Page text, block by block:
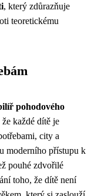
, který zdůrazňuje
teoretickému
pohodového
každé dítě je
city a
moderního přístupu k
pouhé zdvořilé
toho, že dítě není